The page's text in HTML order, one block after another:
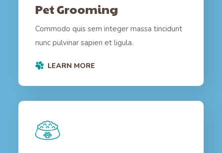
Pet Grooming
Commodo quis sem integer massa tincidunt
nunc pulvinar sapien et ligula.
LEARN MORE